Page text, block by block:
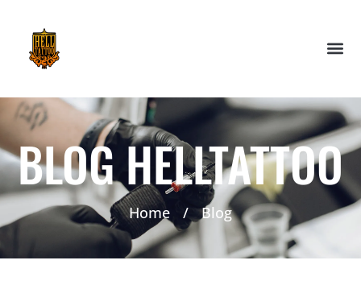
BLOG HELLTATTOO
Home / Blog